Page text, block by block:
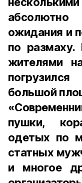
ожидания и
по размаху.
жителями
большой
пушки,
одетых по
статных
и многое